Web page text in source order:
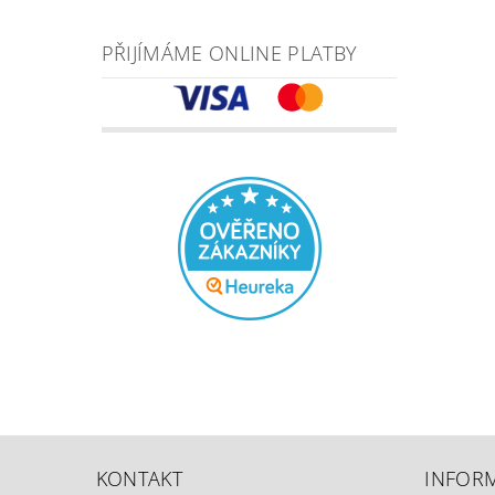
PŘIJÍMÁME ONLINE PLATBY
KONTAKT